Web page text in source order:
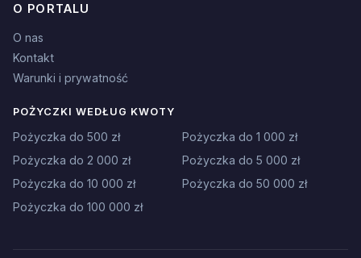
O PORTALU
O nas
Kontakt
Warunki i prywatność
POŻYCZKI WEDŁUG KWOTY
Pożyczka do 500 zł
Pożyczka do 1 000 zł
Pożyczka do 2 000 zł
Pożyczka do 5 000 zł
Pożyczka do 10 000 zł
Pożyczka do 50 000 zł
Pożyczka do 100 000 zł